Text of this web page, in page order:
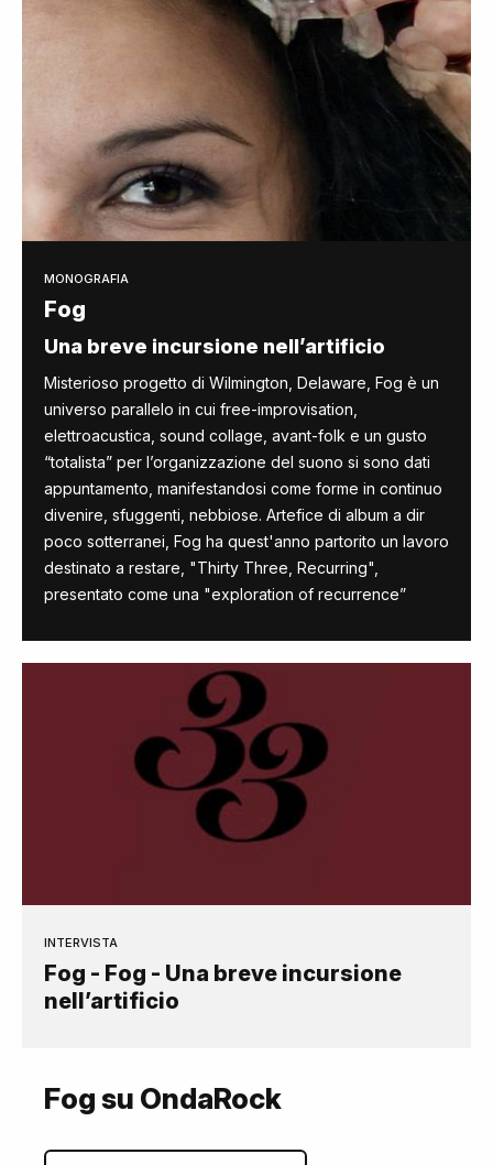
MONOGRAFIA
Fog
Una breve incursione nell’artificio
Misterioso progetto di Wilmington, Delaware, Fog è un
universo parallelo in cui free-improvisation,
elettroacustica, sound collage, avant-folk e un gusto
“totalista” per l’organizzazione del suono si sono dati
appuntamento, manifestandosi come forme in continuo
divenire, sfuggenti, nebbiose. Artefice di album a dir
poco sotterranei, Fog ha quest'anno partorito un lavoro
destinato a restare, "Thirty Three, Recurring",
presentato come una "exploration of recurrence”
INTERVISTA
Fog - Fog - Una breve incursione
nell’artificio
Fog su OndaRock